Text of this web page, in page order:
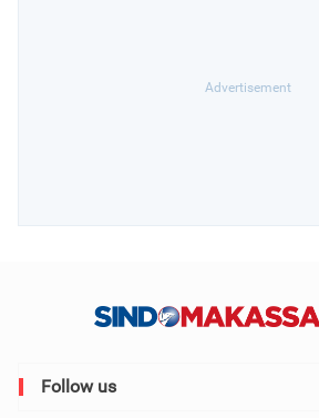
Follow us